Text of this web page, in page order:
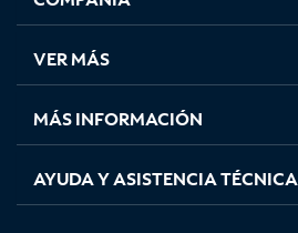
en
pestaña
nueva
en
pestaña
nueva
en
pestaña
nueva
en
nueva
VER MÁS
MÁS INFORMACIÓN
AYUDA Y ASISTENCIA TÉCNICA